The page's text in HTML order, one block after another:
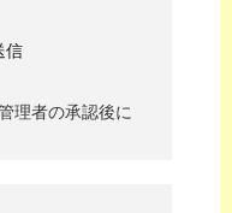
理者の承認後に